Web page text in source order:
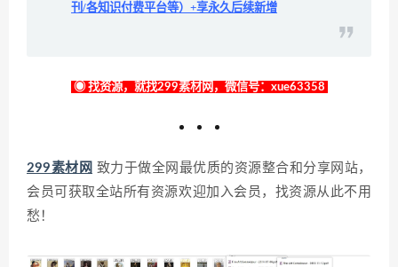
刊/各知识付费平台等）+享永久后续新增
◉ 找资源，就找299素材网，微信号：xue63358
299素材网 致力于做全网最优质的资源整合和分享网站，
会员可获取全站所有资源欢迎加入会员，找资源从此不用
愁！